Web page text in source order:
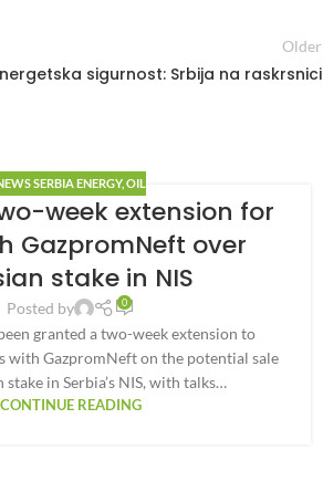
Older
sigurnost: Srbija na raskrsnici
SERBIA ENERGY, OIL
week extension for
GazpromNeft over
stake in NIS
Posted by 0
granted a two-week extension to
with GazpromNeft on the potential sale
stake in Serbia’s NIS, with talks…
CONTINUE READING